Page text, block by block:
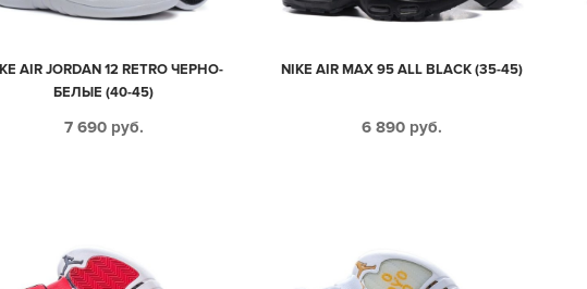
AIR JORDAN 12 RETRO ЧЕРНО-
БЕЛЫЕ (40-45)
7 690 руб.
NIKE AIR MAX 95 ALL BLACK (35-45)
6 890 руб.